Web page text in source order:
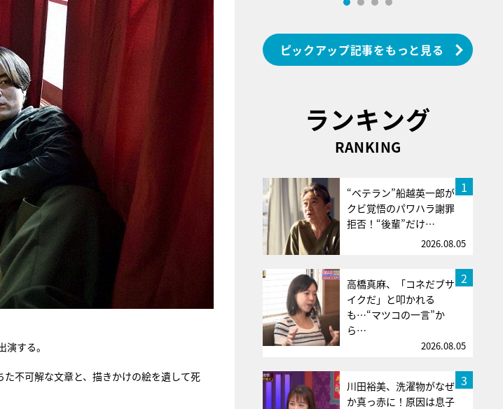
する。
不可解な文章と、描きかけの絵を遺して死
ピックアップ記事をもっと見る
ランキング
RANKING
1
“ベテラン”船越英一郎が
クビ覚悟のパワハラ謝罪
拒否！“後輩”だけ…
2026.08.05
2
高橋真麻、「コネだブサ
イクだ」と叩かれる
も…“マツコの一言”か
ら…
2026.08.05
3
川田裕美、洗濯物がなぜ
か真っ赤に！原因は息子